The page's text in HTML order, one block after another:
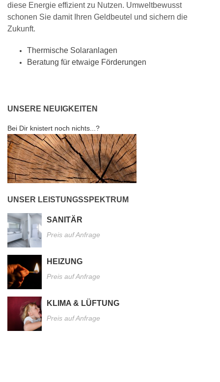
diese Energie effizient zu Nutzen. Umweltbewusst
schonen Sie damit Ihren Geldbeutel und sichern die
Zukunft.
Thermische Solaranlagen
Beratung für etwaige Förderungen
UNSERE NEUIGKEITEN
Bei Dir knistert noch nichts...?
UNSER LEISTUNGSSPEKTRUM
SANITÄR
Preis auf Anfrage
HEIZUNG
Preis auf Anfrage
KLIMA & LÜFTUNG
Preis auf Anfrage